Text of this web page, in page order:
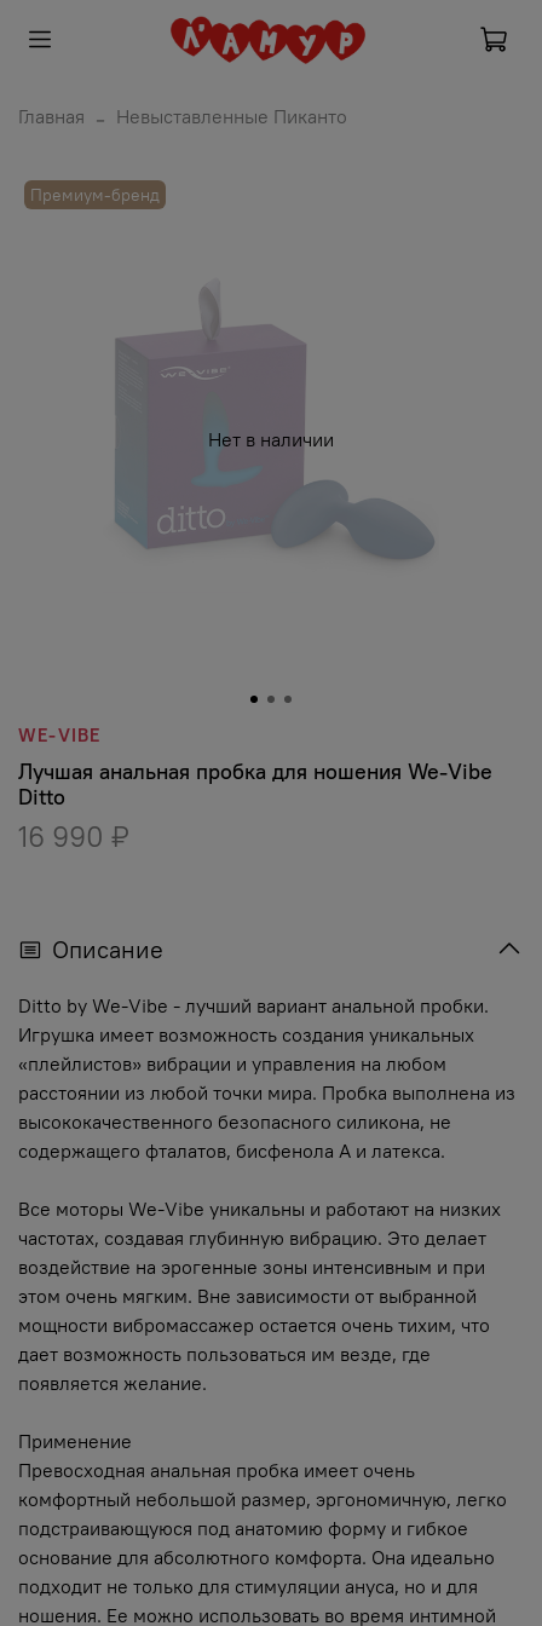
Главная Невыставленные Пиканто
Нет в наличии
Премиум-бренд
WE-VIBE
Лучшая анальная пробка для ношения We-Vibe
Ditto
16 990 ₽
Описание
Ditto by We-Vibe - лучший вариант анальной пробки.
Игрушка имеет возможность создания уникальных
«плейлистов» вибрации и управления на любом
расстоянии из любой точки мира. Пробка выполнена из
высококачественного безопасного силикона, не
содержащего фталатов, бисфенола А и латекса.
Все моторы We-Vibe уникальны и работают на низких
частотах, создавая глубинную вибрацию. Это делает
воздействие на эрогенные зоны интенсивным и при
этом очень мягким. Вне зависимости от выбранной
мощности вибромассажер остается очень тихим, что
дает возможность пользоваться им везде, где
появляется желание.
Применение
Превосходная анальная пробка имеет очень
комфортный небольшой размер, эргономичную, легко
подстраивающуюся под анатомию форму и гибкое
основание для абсолютного комфорта. Она идеально
подходит не только для стимуляции ануса, но и для
ношения. Ее можно использовать во время интимной